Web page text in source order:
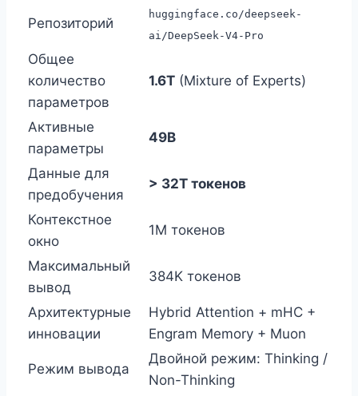
Репозиторий
huggingface.co/deepseek-
ai/DeepSeek-V4-Pro
Общее
количество
параметров
1.6T (Mixture of Experts)
Активные
параметры
49B
Данные для
предобучения
> 32T токенов
Контекстное
окно
1M токенов
Максимальный
вывод
384K токенов
Архитектурные
инновации
Hybrid Attention + mHC +
Engram Memory + Muon
Режим вывода
Двойной режим: Thinking /
Non-Thinking